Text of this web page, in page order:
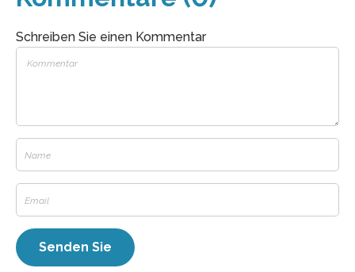
Schreiben Sie einen Kommentar